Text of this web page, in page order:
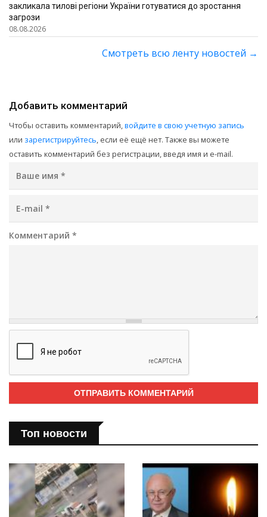
закликала тилові регіони України готуватися до зростання
загрози
08.08.2026
Смотреть всю ленту новостей →
Добавить комментарий
Чтобы оставить комментарий, войдите в свою учетную запись
или зарегистрируйтесь , если её ещё нет. Также вы можете
оставить комментарий без регистрации, введя имя и e-mail.
Комментарий *
Топ новости